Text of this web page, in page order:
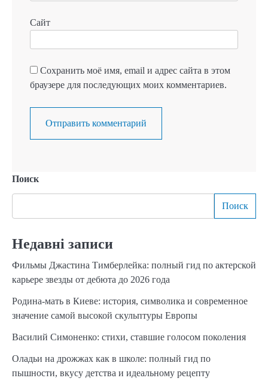
Сайт
Сохранить моё имя, email и адрес сайта в этом
браузере для последующих моих комментариев.
Поиск
Поиск
Недавні записи
Фильмы Джастина Тимберлейка: полный гид по актерской
карьере звезды от дебюта до 2026 года
Родина-мать в Киеве: история, символика и современное
значение самой высокой скульптуры Европы
Василий Симоненко: стихи, ставшие голосом поколения
Оладьи на дрожжах как в школе: полный гид по
пышности, вкусу детства и идеальному рецепту